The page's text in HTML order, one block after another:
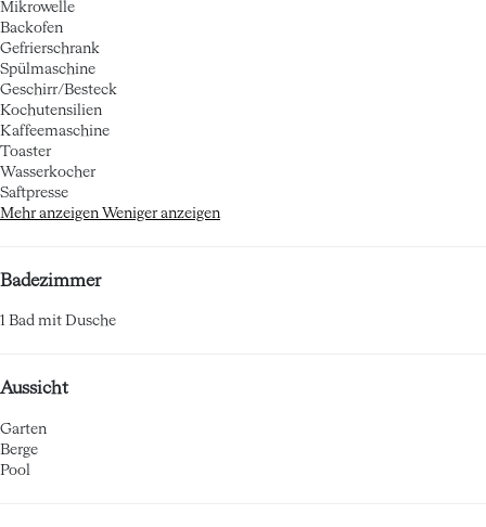
Mikrowelle
Backofen
Gefrierschrank
Spülmaschine
Geschirr/Besteck
Kochutensilien
Kaffeemaschine
Toaster
Wasserkocher
Saftpresse
Mehr anzeigen Weniger anzeigen
Badezimmer
1 Bad mit Dusche
Aussicht
Garten
Berge
Pool